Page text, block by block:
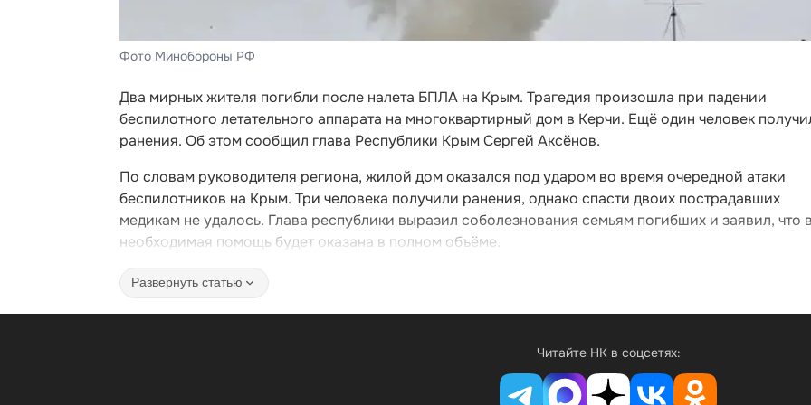
Фото Минобороны РФ
Два мирных жителя погибли после налета БПЛА на Крым. Трагедия произошла при падении
беспилотного летательного аппарата на многоквартирный дом в Керчи. Ещё один человек
ранения. Об этом сообщил глава Республики Крым Сергей Аксёнов.
По словам руководителя региона, жилой дом оказался под ударом во время очередной атаки
беспилотников на Крым. Три человека получили ранения, однако спасти двоих пострадавших
медикам не удалось. Глава республики выразил соболезнования семьям погибших и заявил, что
необходимая помощь будет оказана в полном объёме.
Развернуть статью
Читайте НК в соцсетях: